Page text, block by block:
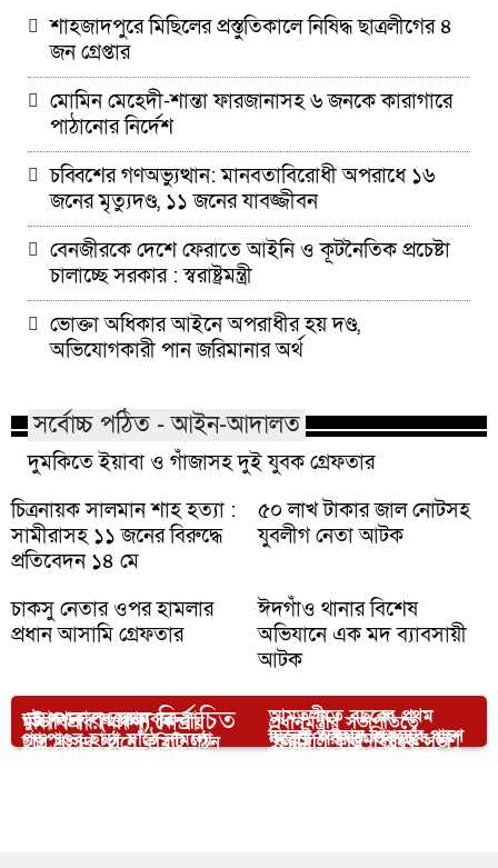
শাহজাদপুরে মিছিলের প্রস্তুতিকালে নিষিদ্ধ ছাত্রলীগের ৪
জন গ্রেপ্তার
মোমিন মেহেদী-শান্তা ফারজানাসহ ৬ জনকে কারাগারে
পাঠানোর নির্দেশ
চব্বিশের গণঅভ্যুত্থান: মানবতাবিরোধী অপরাধে ১৬
জনের মৃত্যুদণ্ড, ১১ জনের যাবজ্জীবন
বেনজীরকে দেশে ফেরাতে আইনি ও কূটনৈতিক প্রচেষ্টা
চালাচ্ছে সরকার : স্বরাষ্ট্রমন্ত্রী
ভোক্তা অধিকার আইনে অপরাধীর হয় দণ্ড,
অভিযোগকারী পান জরিমানার অর্থ
সর্বোচ্চ পঠিত - আইন-আদালত
দুমকিতে ইয়াবা ও গাঁজাসহ দুই যুবক গ্রেফতার
চিত্রনায়ক সালমান শাহ হত্যা :
সামীরাসহ ১১ জনের বিরুদ্ধে
প্রতিবেদন ১৪ মে
৫০ লাখ টাকার জাল নোটসহ
যুবলীগ নেতা আটক
চাকসু নেতার ওপর হামলার
প্রধান আসামি গ্রেফতার
ঈদগাঁও থানার বিশেষ
অভিযানে এক মদ ব্যাবসায়ী
আটক
আপনার জন্য নির্বাচিত
মাভাবিপ্রবি (মাকসু) কেন্দ্রীয়
ছাত্র সংসদ গঠনে কমিটি গঠন
প্রধানমন্ত্রীর সভাপতিত্বে
‘ফ্যামিলি কার্ড’ বিষয়ক সভা
দুই দশক পর প্রথমবার
পঞ্চপাণ্ডব ছাড়া মাঠে নামলো
বাংলাদেশ ওয়ানডে দল
কুয়েটে পরীক্ষামূলকভাবে চালু
হয়েছে চা-কফি ভেন্ডিং সেবা
কুমিল্লায় ট্রাকে বাসের ধাক্কায়
আমতলীতে বছরের প্রথম
দিনেই অসহায় শিশুদের পাশে
স্বপ্নছোঁয়া স্বেচ্ছাসেবী যুব
মাভাবিপ্রবিতে শূন্য আসনে
জাতীয় সংকটে একত্র হলে